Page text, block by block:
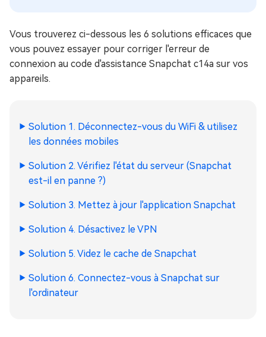
Vous trouverez ci-dessous les 6 solutions efficaces que
vous pouvez essayer pour corriger l'erreur de
connexion au code d'assistance Snapchat c14a sur vos
appareils.
Solution 1. Déconnectez-vous du WiFi & utilisez
les données mobiles
Solution 2. Vérifiez l'état du serveur (Snapchat
est-il en panne ?)
Solution 3. Mettez à jour l'application Snapchat
Solution 4. Désactivez le VPN
Solution 5. Videz le cache de Snapchat
Solution 6. Connectez-vous à Snapchat sur
l'ordinateur